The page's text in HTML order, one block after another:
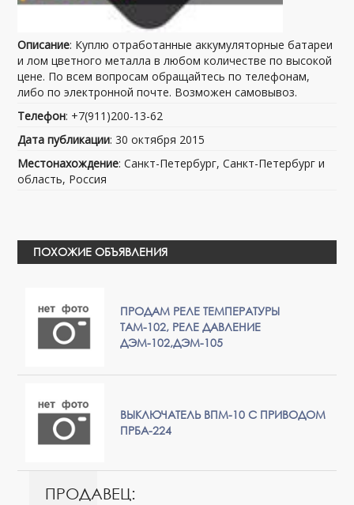
Описание: Куплю отработанные аккумуляторные батареи
и лом цветного металла в любом количестве по высокой
цене. По всем вопросам обращайтесь по телефонам,
либо по электронной почте. Возможен самовывоз.
Телефон: +7(911)200-13-62
Дата публикации: 30 октября 2015
Местонахождение: Санкт-Петербург, Санкт-Петербург и
область, Россия
ПОХОЖИЕ ОБЪЯВЛЕНИЯ
ПРОДАМ РЕЛЕ ТЕМПЕРАТУРЫ
ТАМ-102, РЕЛЕ ДАВЛЕНИЕ
ДЭМ-102,ДЭМ-105
ВЫКЛЮЧАТЕЛЬ ВПМ-10 С ПРИВОДОМ
ПРБА-224
ПРОДАВЕЦ: